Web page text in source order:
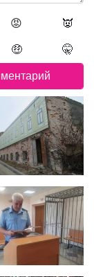
😡 👿
🤑 🤫